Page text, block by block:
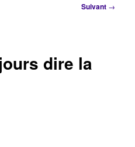
Suivant →
dire la